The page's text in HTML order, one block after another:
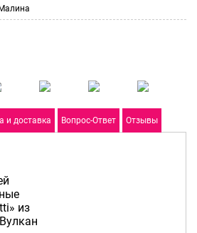
Малина
и доставка Вопрос-Ответ Отзывы
из